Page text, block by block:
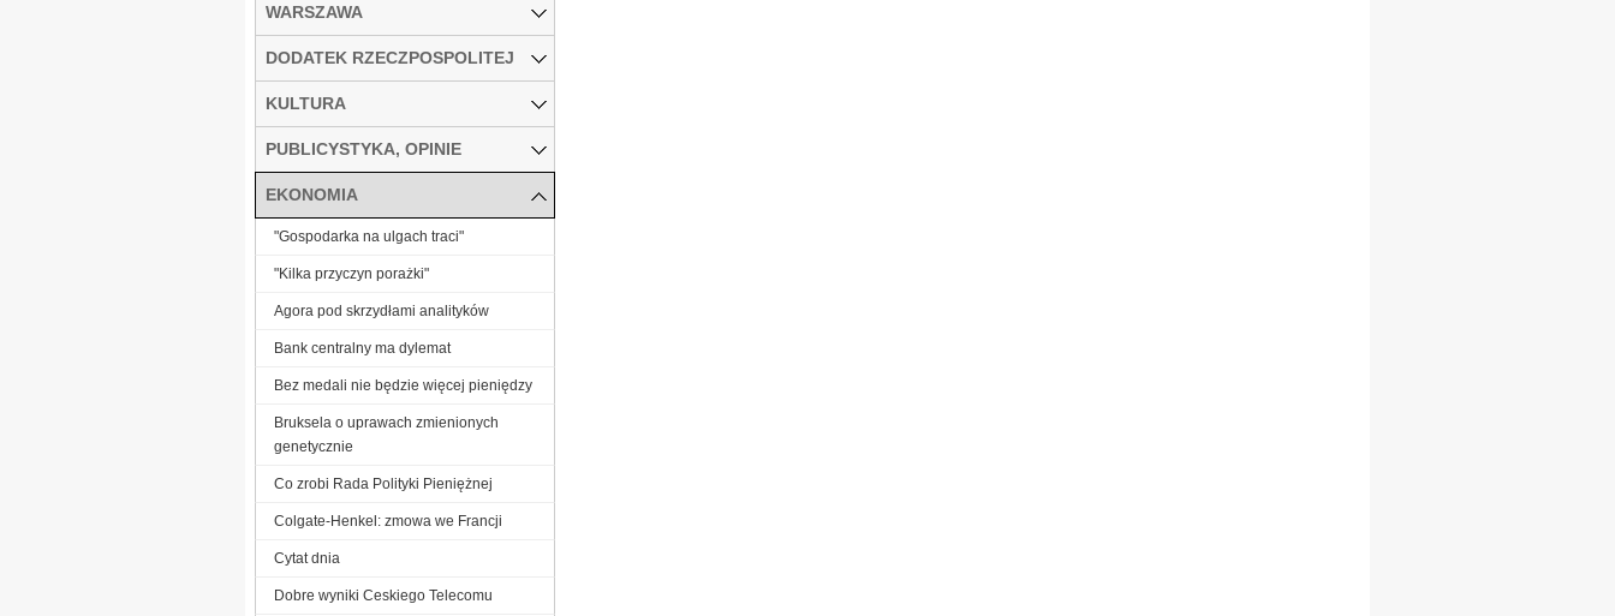
WARSZAWA
DODATEK RZECZPOSPOLITEJ
KULTURA
PUBLICYSTYKA, OPINIE
EKONOMIA
"Gospodarka na ulgach traci"
"Kilka przyczyn porażki"
Agora pod skrzydłami analityków
Bank centralny ma dylemat
Bez medali nie będzie więcej pieniędzy
Bruksela o uprawach zmienionych
genetycznie
Co zrobi Rada Polityki Pieniężnej
Colgate-Henkel: zmowa we Francji
Cytat dnia
Dobre wyniki Ceskiego Telecomu